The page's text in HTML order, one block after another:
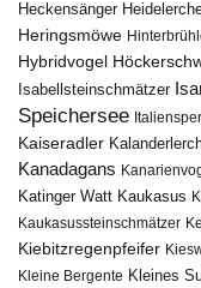
Heckensänger
Heringsmöwe
Hybridvogel
Isabellsteinschmätzer
Speichersee
Kaiseradler
Kanadagans
Katinger Watt Kaukasus
Kaukasussteinschmätzer
Kiebitzregenpfeifer
Kleine Bergente Kleines